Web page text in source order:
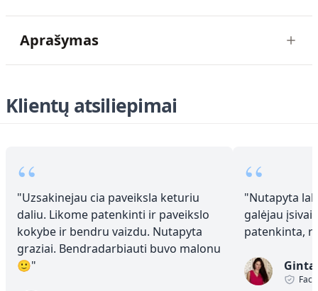
Aprašymas
Klientų atsiliepimai
“
"Uzsakinejau cia paveiksla keturiu
daliu. Likome patenkinti ir paveikslo
kokybe ir bendru vaizdu. Nutapyta
graziai. Bendradarbiauti buvo malonu
🙂"
“
"Nutapyta
galėjau
patenkinta,